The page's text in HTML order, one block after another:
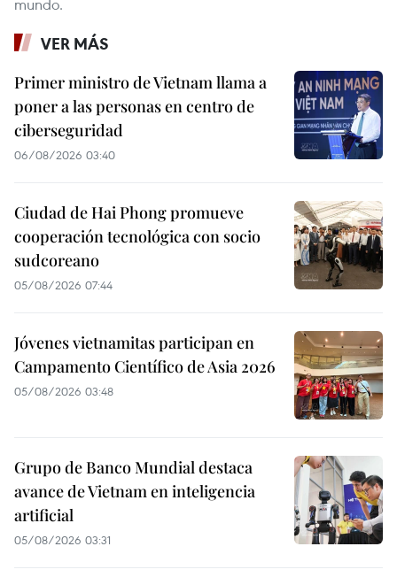
VER MÁS
Primer ministro de Vietnam llama a
poner a las personas en centro de
ciberseguridad
06/08/2026 03:40
Ciudad de Hai Phong promueve
cooperación tecnológica con socio
sudcoreano
05/08/2026 07:44
Jóvenes vietnamitas participan en
Campamento Científico de Asia 2026
05/08/2026 03:48
Grupo de Banco Mundial destaca
avance de Vietnam en inteligencia
artificial
05/08/2026 03:31